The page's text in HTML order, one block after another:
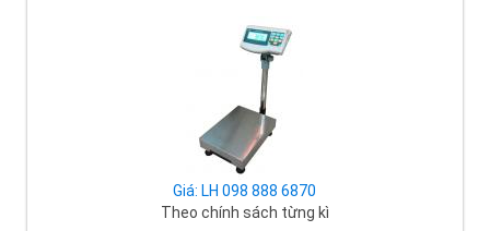
Giá: LH 098 888 6870
Theo chính sách từng kì